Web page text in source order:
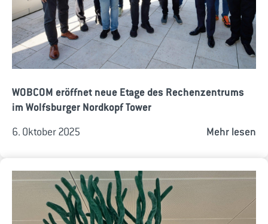
WOBCOM eröffnet neue Etage des Rechenzentrums
im Wolfsburger Nordkopf Tower
6. Oktober 2025 Mehr lesen